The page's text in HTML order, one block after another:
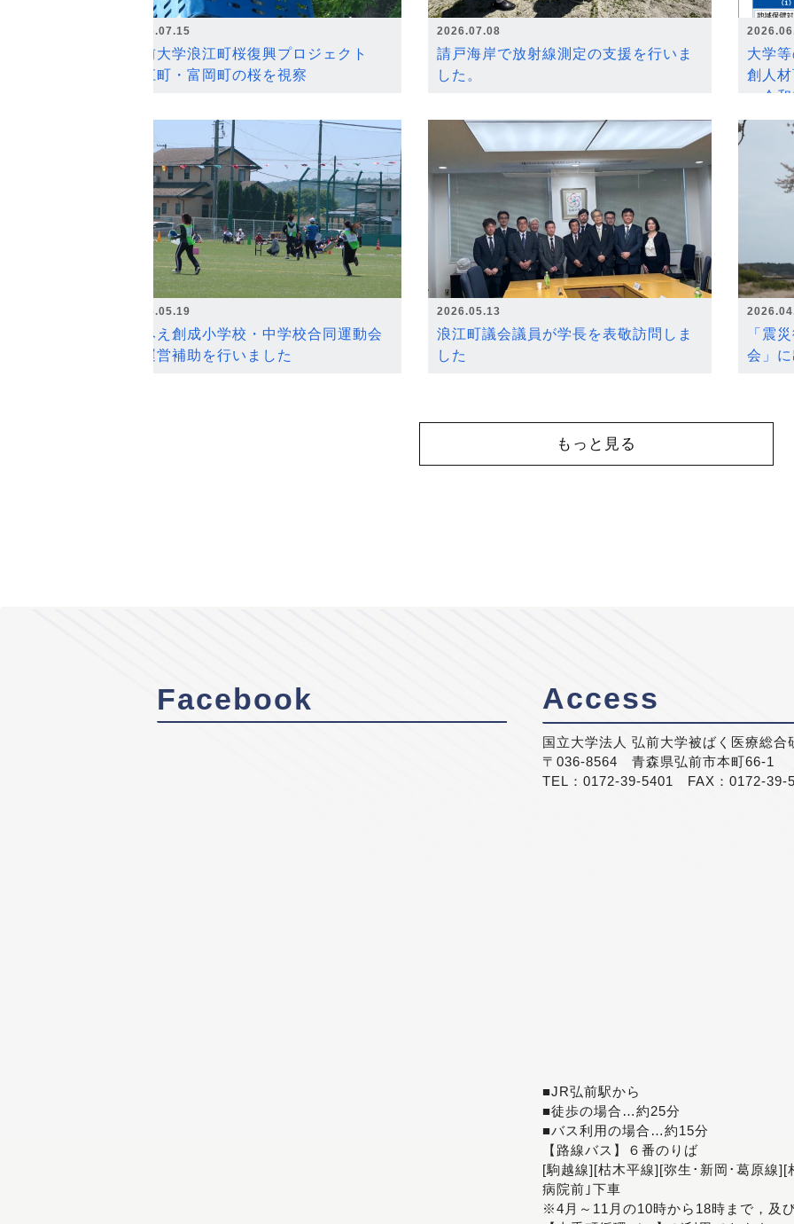
2026.07.15
弘前大学浪江町桜復興プロジェクト
浪江町・富岡町の桜を視察
2026.07.08
請戸海岸で放射線測定の支援を行いま
した。
大学
創人
～令
2026.05.19
なみえ創成小学校・中学校合同運動会
の運営補助を行いました
2026.05.13
浪江町議会議員が学長を表敬訪問しま
した
「震
会」
もっと見る
Facebook Access
国立大学法人 弘前大学被ばく医療総合
〒036-8564 青森県弘前市本町66-1
TEL：0172-39-5401 FAX：0172-39-
■JR弘前駅から
■徒歩の場合…約25分
■バス利用の場合…約15分
【路線バス】６番のりば
[駒越線][枯木平線][弥生･新岡･葛原線
病院前｣下車
※4月～11月の10時から18時まで，及